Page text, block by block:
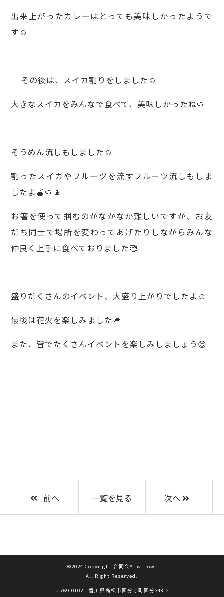
出来上がったカレーはとっても美味しかったようで
す☺️
その後は、スイカ割りをしました☺️
大きなスイカをみんなで食べて、美味しかったね🍉
そうめん流しもしました☺️
割ったスイカやフルーツを流すフルーツ流しもしま
したよ🍎🍉🍍
お箸を使って掴むのがなかなか難しいですが、お友
だち同士で場所を変わってあげたりしながらみんな
仲良く上手に食べておりました🥰
盛りだくさんのイベント、大盛り上がりでしたよ☺️
最後は花火を楽しみました🎆
また、皆でたくさんイベントを楽しみしましょう😊
前へ 一覧を見る 次へ
©2024 Copyright 合同会社 willow.
All Right Reserved.
〒769-0102 香川県高松市国分寺町国分348-2